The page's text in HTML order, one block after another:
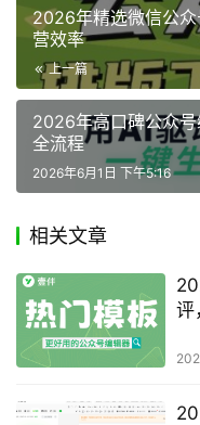
2026年精选微信公
营效率
上一篇
2026年高口碑公众
全流程
2026年6月1日 下午5:16
相关文章
评